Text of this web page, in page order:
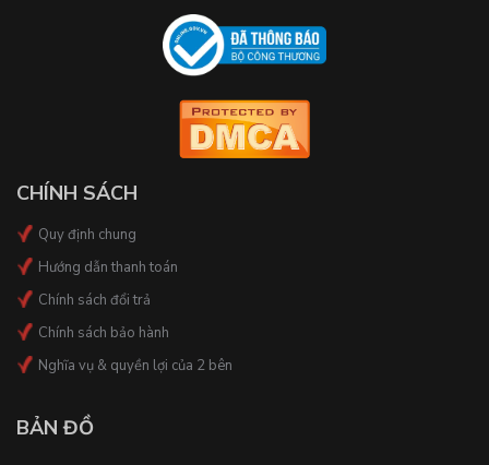
CHÍNH SÁCH
Quy định chung
Hướng dẫn thanh toán
Chính sách đổi trả
Chính sách bảo hành
Nghĩa vụ & quyền lợi của 2 bên
BẢN ĐỒ